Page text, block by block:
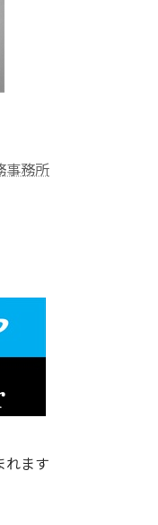
事務所
れます